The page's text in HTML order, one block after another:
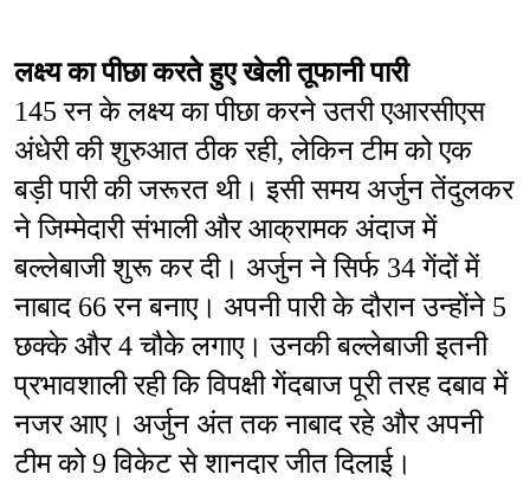
लक्ष्य का पीछा करते हुए खेली तूफानी पारी
145 रन के लक्ष्य का पीछा करने उतरी एआरसीएस
अंधेरी की शुरुआत ठीक रही, लेकिन टीम को एक
बड़ी पारी की जरूरत थी। इसी समय अर्जुन तेंदुलकर
ने जिम्मेदारी संभाली और आक्रामक अंदाज में
बल्लेबाजी शुरू कर दी। अर्जुन ने सिर्फ 34 गेंदों में
नाबाद 66 रन बनाए। अपनी पारी के दौरान उन्होंने 5
छक्के और 4 चौके लगाए। उनकी बल्लेबाजी इतनी
प्रभावशाली रही कि विपक्षी गेंदबाज पूरी तरह दबाव में
नजर आए। अर्जुन अंत तक नाबाद रहे और अपनी
टीम को 9 विकेट से शानदार जीत दिलाई।